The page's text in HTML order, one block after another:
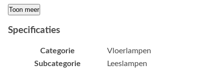
Toon meer
Specificaties
Categorie
Vloerlampen
Subcategorie
Leeslampen